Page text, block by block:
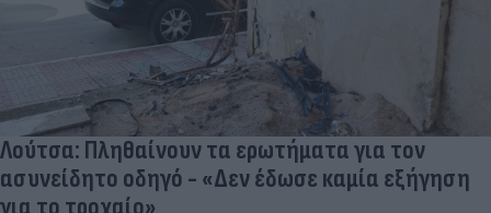
Λούτσα: Πληθαίνουν τα ερωτήματα για τον
ασυνείδητο οδηγό - «Δεν έδωσε καμία εξήγηση